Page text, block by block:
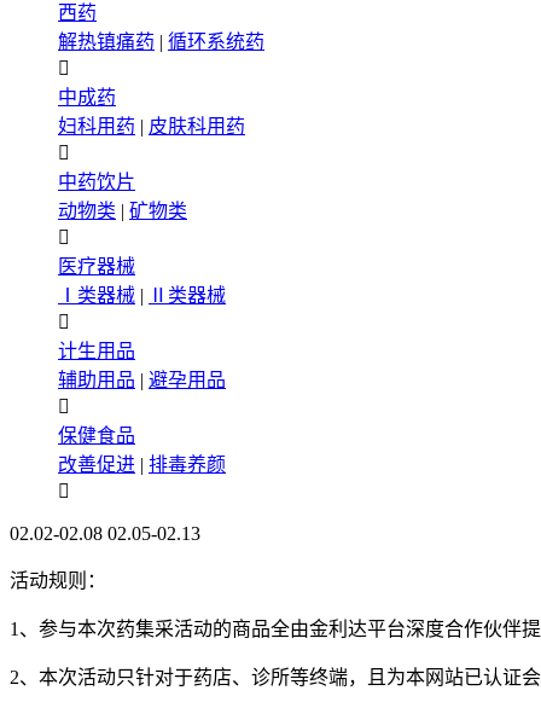
西药
解热镇痛药 | 循环系统药

中成药
妇科用药 | 皮肤科用药

中药饮片
动物类 | 矿物类

医疗器械
Ⅰ类器械 |
Ⅱ类器械

计生用品
辅助用品 | 避孕用品

保健食品
改善促进 | 排毒养颜

02.02-02.08 02.05-02.13
活动规则：
1、参与本次药集采活动的商品全由金利达平台深度合作伙伴
2、本次活动只针对于药店、诊所等终端，且为本网站已认证